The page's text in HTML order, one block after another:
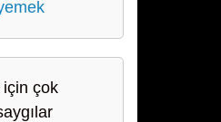
için çok